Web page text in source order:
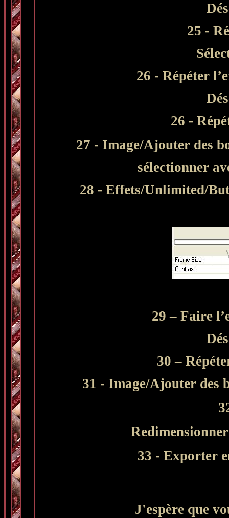
25 -
26 - Répéter
26 -
27 - Image/Ajouter des
sélectionner
28 - Effets/Unlimited/
29 – Faire
30 –
31 - Image/Ajouter des
R
33 - Exporter
J'espère que